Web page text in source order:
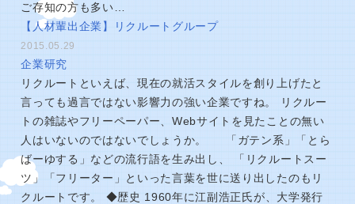
ご存知の方も多い…
【人材輩出企業】リクルートグループ
2015.05.29
企業研究
リクルートといえば、現在の就活スタイルを創り上げたと
言っても過言ではない影響力の強い企業ですね。 リクルー
トの雑誌やフリーペーパー、Webサイトを見たことの無い
人はいないのではないでしょうか。 「ガテン系」「とら
ばーゆする」などの流行語を生み出し、 「リクルートスー
ツ」「フリーター」といった言葉を世に送り出したのもリ
クルートです。 ◆歴史 1960年に江副浩正氏が、大学発行